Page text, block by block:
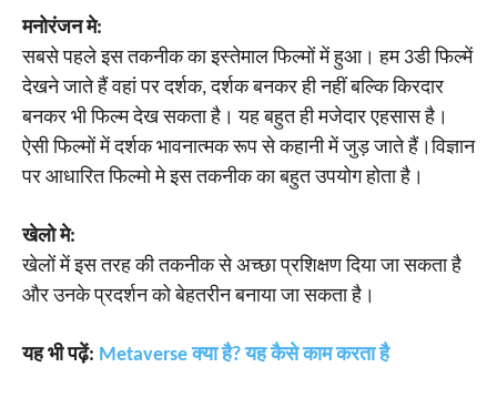
मनोरंजन मे:
सबसे पहले इस तकनीक का इस्तेमाल फिल्मों में हुआ। हम 3डी फिल्में
देखने जाते हैं वहां पर दर्शक, दर्शक बनकर ही नहीं बल्कि किरदार
बनकर भी फिल्म देख सकता है। यह बहुत ही मजेदार एहसास है।
ऐसी फिल्मों में दर्शक भावनात्मक रूप से कहानी में जुड़ जाते हैं।विज्ञान
पर आधारित फिल्मो मे इस तकनीक का बहुत उपयोग होता है।
खेलो मे:
खेलों में इस तरह की तकनीक से अच्छा प्रशिक्षण दिया जा सकता है
और उनके प्रदर्शन को बेहतरीन बनाया जा सकता है।
यह भी पढ़ें: Metaverse क्या है? यह कैसे काम करता है